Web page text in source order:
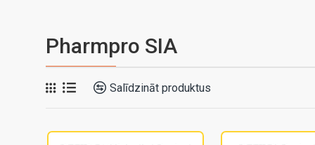
Pharmpro SIA
Salīdzināt produktus